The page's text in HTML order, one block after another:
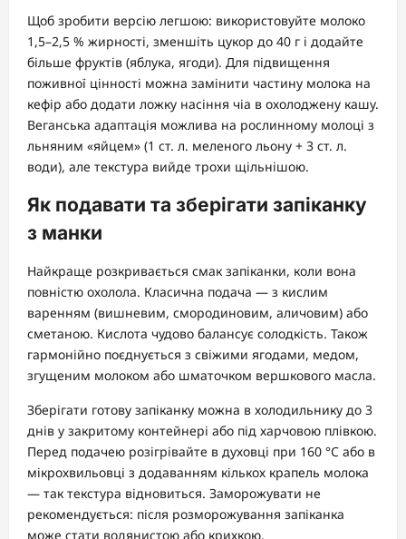
Щоб зробити версію легшою: використовуйте молоко
1,5–2,5 % жирності, зменшіть цукор до 40 г і додайте
більше фруктів (яблука, ягоди). Для підвищення
поживної цінності можна замінити частину молока на
кефір або додати ложку насіння чіа в охолоджену кашу.
Веганська адаптація можлива на рослинному молоці з
льняним «яйцем» (1 ст. л. меленого льону + 3 ст. л.
води), але текстура вийде трохи щільнішою.
Як подавати та зберігати запіканку
з манки
Найкраще розкривається смак запіканки, коли вона
повністю охолола. Класична подача — з кислим
варенням (вишневим, смородиновим, аличовим) або
сметаною. Кислота чудово балансує солодкість. Також
гармонійно поєднується з свіжими ягодами, медом,
згущеним молоком або шматочком вершкового масла.
Зберігати готову запіканку можна в холодильнику до 3
днів у закритому контейнері або під харчовою плівкою.
Перед подачею розігрівайте в духовці при 160 °C або в
мікрохвильовці з додаванням кількох крапель молока
— так текстура відновиться. Заморожувати не
рекомендується: після розморожування запіканка
може стати водянистою або крихкою.